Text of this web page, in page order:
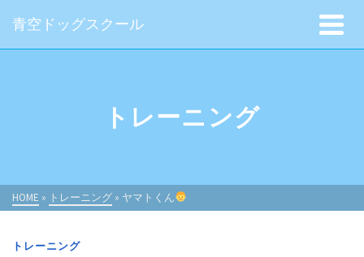
青空ドッグスクール
トレーニング
HOME » トレーニング » ヤマトくん
トレーニング